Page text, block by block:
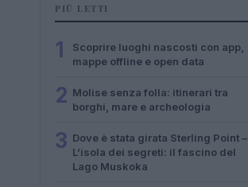
PIÙ LETTI
1
Scoprire luoghi nascosti con app,
mappe offline e open data
2 Molise senza folla: itinerari tra
borghi, mare e archeologia
3 Dove è stata girata Sterling Point –
L’isola dei segreti: il fascino del
Lago Muskoka